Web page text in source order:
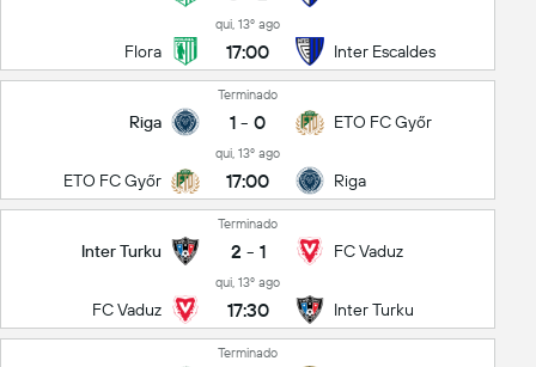
Flora
qui, 13º ago
17:00 Inter Escaldes
Riga
Terminado
1 - 0 ETO FC Győr
ETO FC Győr
qui, 13º ago
17:00 Riga
Inter Turku
Terminado
2 - 1 FC Vaduz
FC Vaduz
qui, 13º ago
17:30 Inter Turku
Terminado